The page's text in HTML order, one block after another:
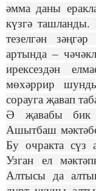
әмма даны
күзгә ташланды.
тезелгән
артында –
ирексездән
мөхәррир
сорауга җавап
Ә җавабы бик
Ашытбаш
Бу очракта сүз
Узган ел
Алтысы да